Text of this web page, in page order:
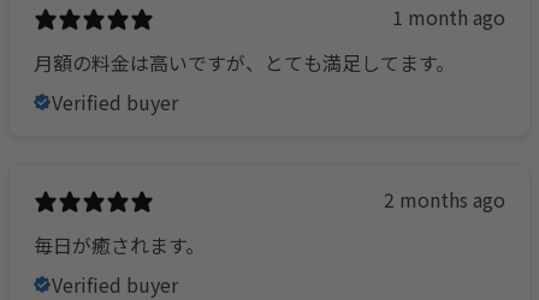
1 month ago
月額の料金は高いですが、とても満足してます。
Verified buyer
2 months ago
毎日が癒されます。
Verified buyer